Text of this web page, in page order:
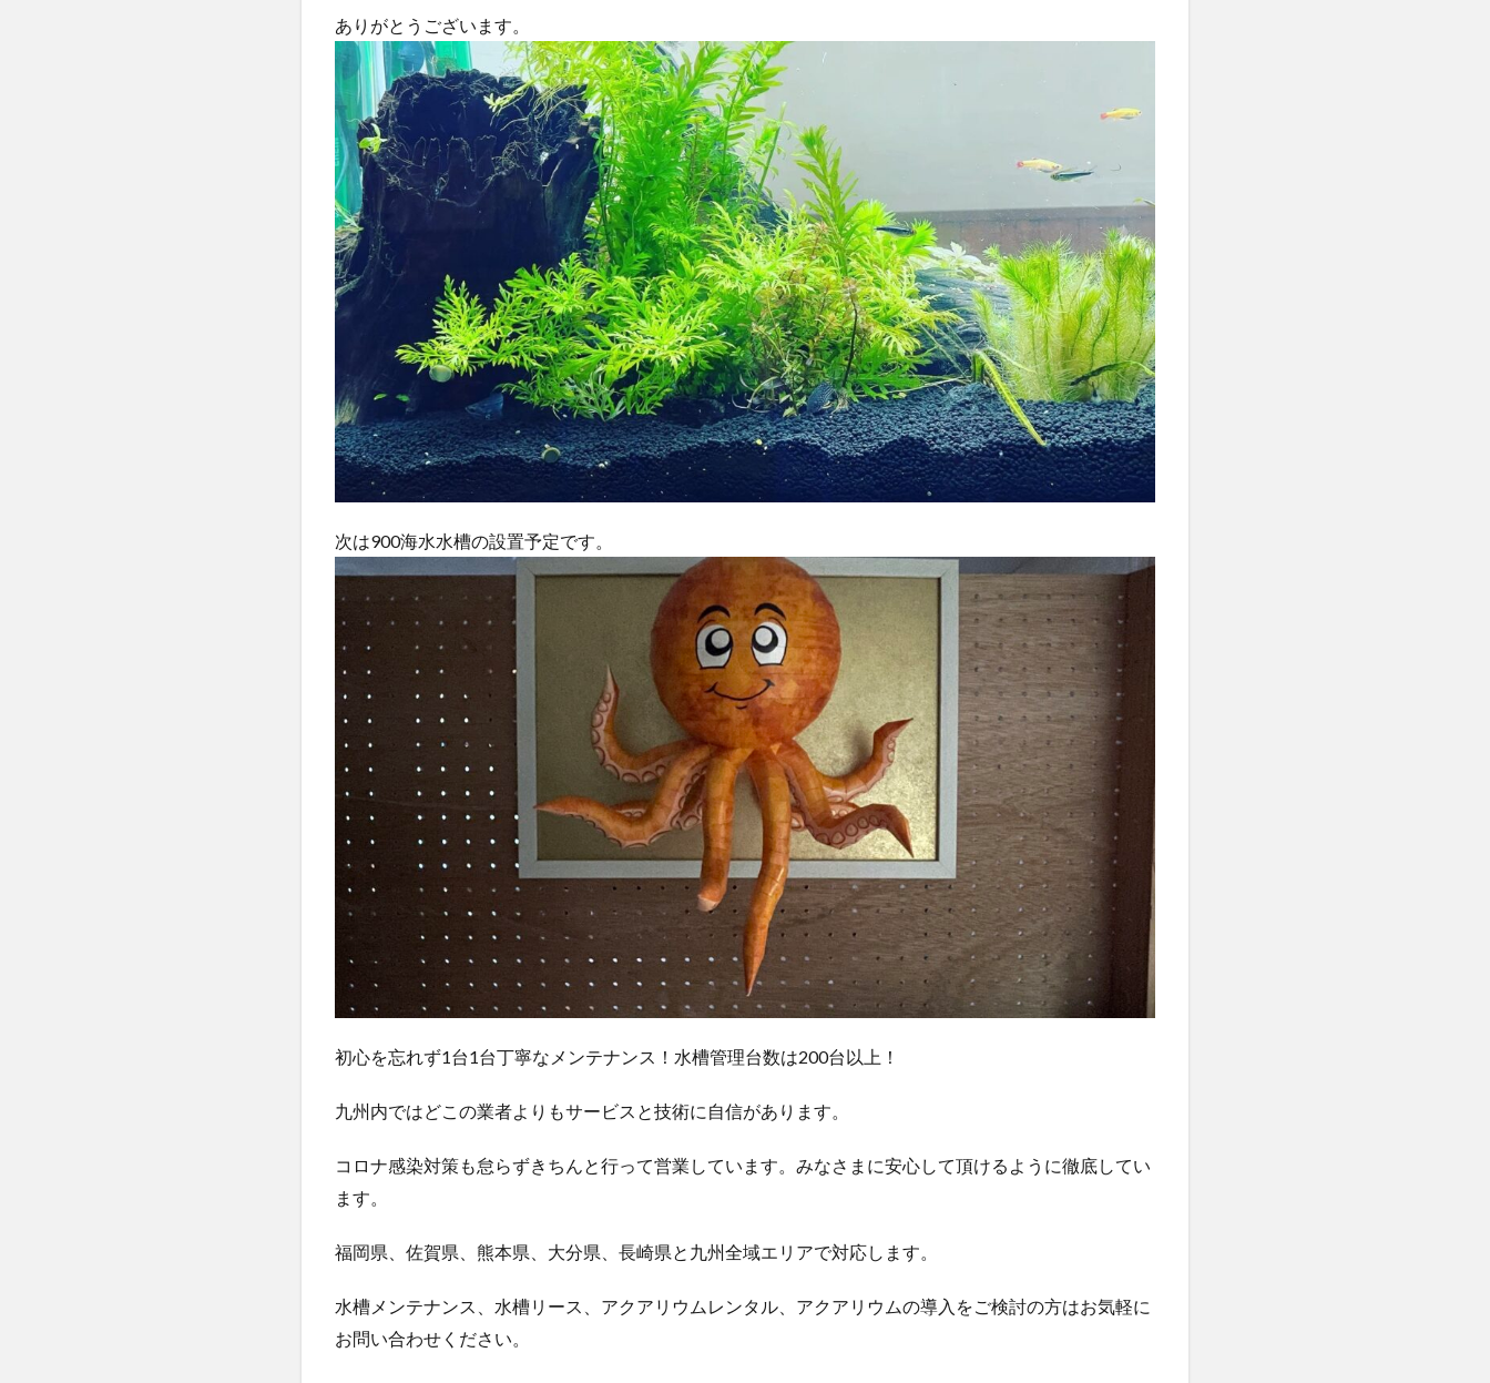
ありがとうございます。
次は900海水水槽の設置予定です。
初心を忘れず1台1台丁寧なメンテナンス！水槽管理台数は200台以上！
九州内ではどこの業者よりもサービスと技術に自信があります。
コロナ感染対策も怠らずきちんと行って営業しています。みなさまに安心して頂けるように徹底してい
ます。
福岡県、佐賀県、熊本県、大分県、長崎県と九州全域エリアで対応します。
水槽メンテナンス、水槽リース、アクアリウムレンタル、アクアリウムの導入をご検討の方はお気軽に
お問い合わせください。